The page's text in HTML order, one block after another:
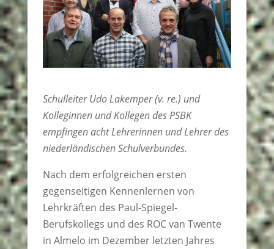
Schulleiter Udo Lakemper (v. re.) und
Kolleginnen und Kollegen des PSBK
empfingen acht Lehrerinnen und Lehrer des
niederländischen Schulverbundes.
Nach dem erfolgreichen ersten
gegenseitigen Kennenlernen von
Lehrkräften des Paul-Spiegel-
Berufskollegs und des ROC van Twente
in Almelo im Dezember letzten Jahres